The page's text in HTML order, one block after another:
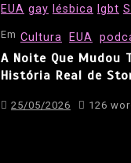
EUA gay lésbica lgbt
Em Cultura EUA
A Noite Que Mudou
História Real de
25/05/2026 126